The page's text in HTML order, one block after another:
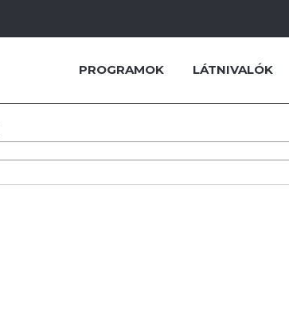
PROGRAMOK LÁTNIVALÓK